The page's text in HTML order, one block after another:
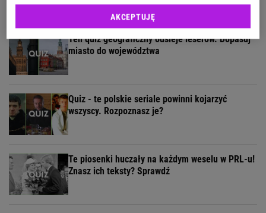
Ten quiz geograficzny odsieje leserów. Dopasuj
miasto do województwa
Quiz - te polskie seriale powinni kojarzyć
wszyscy. Rozpoznasz je?
Te piosenki huczały na każdym weselu w PRL-u!
Znasz ich teksty? Sprawdź
AKCEPTUJĘ